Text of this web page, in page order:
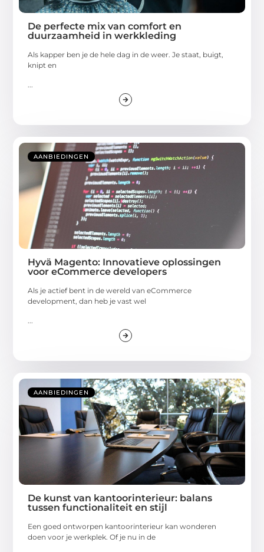
De perfecte mix van comfort en
duurzaamheid in werkkleding
Als kapper ben je de hele dag in de weer. Je staat, buigt,
knipt en
AANBIEDINGEN
Hyvä Magento: Innovatieve oplossingen
voor eCommerce developers
Als je actief bent in de wereld van eCommerce
development, dan heb je vast wel
AANBIEDINGEN
De kunst van kantoorinterieur: balans
tussen functionaliteit en stijl
Een goed ontworpen kantoorinterieur kan wonderen
doen voor je werkplek. Of je nu in de